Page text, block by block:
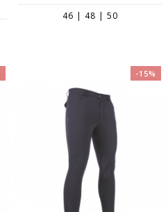
46 | 48 | 50
-15%